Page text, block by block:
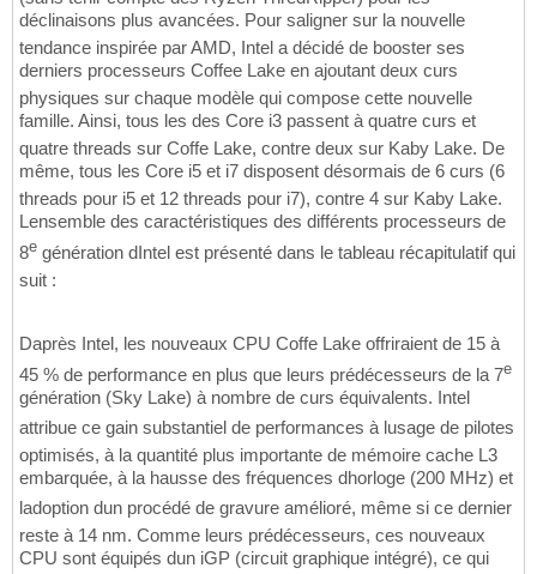
déclinaisons plus avancées. Pour saligner sur la nouvelle
tendance inspirée par AMD, Intel a décidé de booster ses
derniers processeurs Coffee Lake en ajoutant deux curs
physiques sur chaque modèle qui compose cette nouvelle
famille. Ainsi, tous les des Core i3 passent à quatre curs et
quatre threads sur Coffe Lake, contre deux sur Kaby Lake. De
même, tous les Core i5 et i7 disposent désormais de 6 curs (6
threads pour i5 et 12 threads pour i7), contre 4 sur Kaby Lake.
Lensemble des caractéristiques des différents processeurs de
8e génération dIntel est présenté dans le tableau récapitulatif qui
suit :
Daprès Intel, les nouveaux CPU Coffe Lake offriraient de 15 à
45 % de performance en plus que leurs prédécesseurs de la 7e
génération (Sky Lake) à nombre de curs équivalents. Intel
attribue ce gain substantiel de performances à lusage de pilotes
optimisés, à la quantité plus importante de mémoire cache L3
embarquée, à la hausse des fréquences dhorloge (200 MHz) et
ladoption dun procédé de gravure amélioré, même si ce dernier
reste à 14 nm. Comme leurs prédécesseurs, ces nouveaux
CPU sont équipés dun iGP (circuit graphique intégré), ce qui